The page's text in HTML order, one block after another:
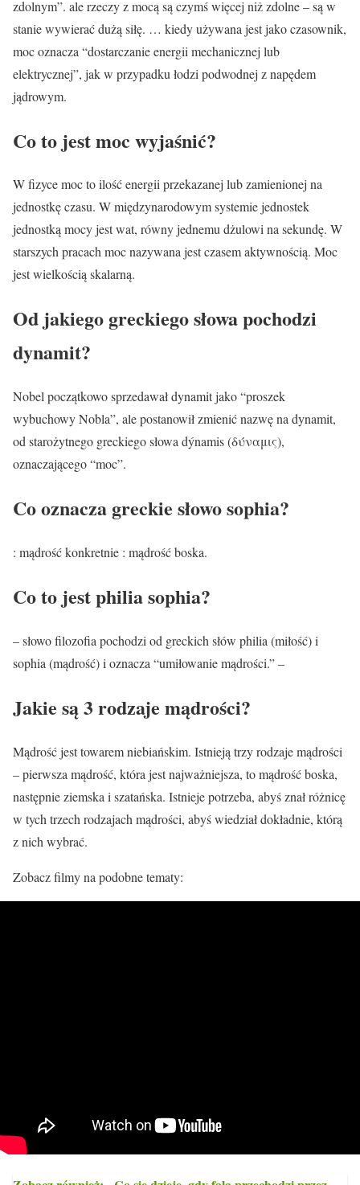
zdolnym”. ale rzeczy z mocą są czymś więcej niż zdolne – są w
stanie wywierać dużą siłę. … kiedy używana jest jako czasownik,
moc oznacza “dostarczanie energii mechanicznej lub
elektrycznej”, jak w przypadku łodzi podwodnej z napędem
jądrowym.
Co to jest moc wyjaśnić?
W fizyce moc to ilość energii przekazanej lub zamienionej na
jednostkę czasu. W międzynarodowym systemie jednostek
jednostką mocy jest wat, równy jednemu dżulowi na sekundę. W
starszych pracach moc nazywana jest czasem aktywnością. Moc
jest wielkością skalarną.
Od jakiego greckiego słowa pochodzi
dynamit?
Nobel początkowo sprzedawał dynamit jako “proszek
wybuchowy Nobla”, ale postanowił zmienić nazwę na dynamit,
od starożytnego greckiego słowa dýnamis (δύναμις),
oznaczającego “moc”.
Co oznacza greckie słowo sophia?
: mądrość konkretnie : mądrość boska.
Co to jest philia sophia?
– słowo filozofia pochodzi od greckich słów philia (miłość) i
sophia (mądrość) i oznacza “umiłowanie mądrości.” –
Jakie są 3 rodzaje mądrości?
Mądrość jest towarem niebiańskim. Istnieją trzy rodzaje mądrości
– pierwsza mądrość, która jest najważniejsza, to mądrość boska,
następnie ziemska i szatańska. Istnieje potrzeba, abyś znał różnicę
w tych trzech rodzajach mądrości, abyś wiedział dokładnie, którą
z nich wybrać.
Zobacz filmy na podobne tematy: